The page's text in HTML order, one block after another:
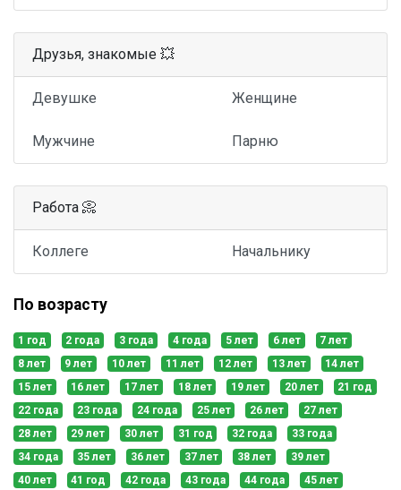
Друзья, знакомые 💥
Девушке Женщине
Мужчине Парню
Работа 📀
Коллеге Начальнику
По возрасту
1 год 2 года 3 года 4 года 5 лет 6 лет
7 лет
8 лет
9 лет 10 лет 11 лет 12 лет 13 лет
14 лет
15 лет
16 лет 17 лет 18 лет 19 лет 20 лет
21 год
22 года
23 года 24 года 25 лет 26 лет
27 лет
28 лет
29 лет 30 лет 31 год 32 года
33 года
34 года
35 лет 36 лет 37 лет 38 лет
39 лет
40 лет
41 год 42 года 43 года 44 года
45 лет